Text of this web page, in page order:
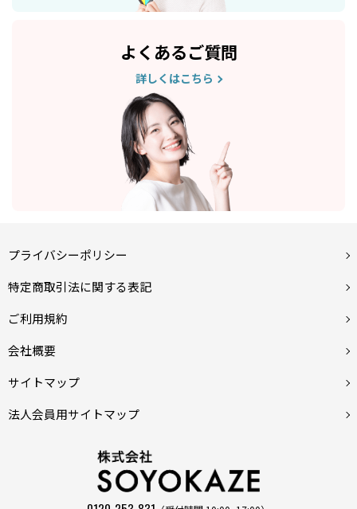
よくあるご質問
詳しくはこちら
プライバシーポリシー
特定商取引法に関する表記
ご利用規約
会社概要
サイトマップ
法人会員用サイトマップ